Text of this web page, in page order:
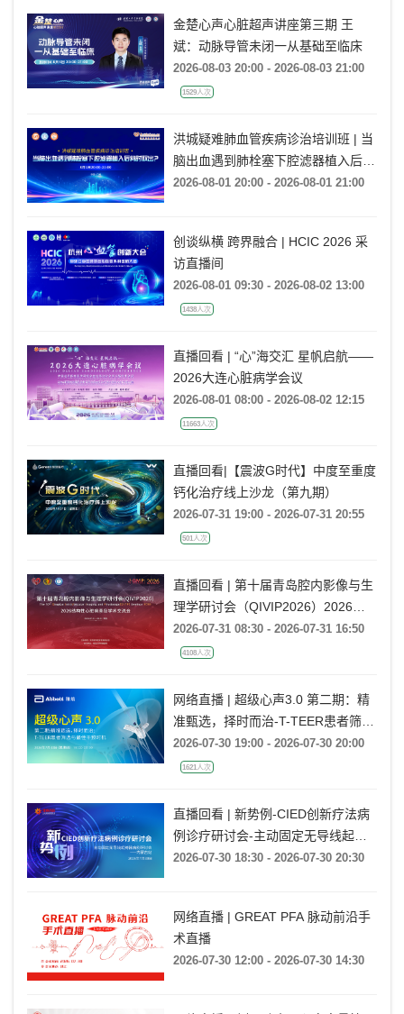
金楚心声心脏超声讲座第三期 王
斌：动脉导管未闭一从基础至临床
2026-08-03 20:00 - 2026-08-03 21:00
1529人次
洪城疑难肺血管疾病诊治培训班 | 当
脑出血遇到肺栓塞下腔滤器植入后何
时取出?
2026-08-01 20:00 - 2026-08-01 21:00
创谈纵横 跨界融合 | HCIC 2026 采
访直播间
2026-08-01 09:30 - 2026-08-02 13:00
1438人次
直播回看 | “心”海交汇 星帆启航——
2026大连心脏病学会议
2026-08-01 08:00 - 2026-08-02 12:15
11663人次
直播回看|【震波G时代】中度至重度
钙化治疗线上沙龙（第九期）
2026-07-31 19:00 - 2026-07-31 20:55
501人次
直播回看 | 第十届青岛腔内影像与生
理学研讨会（QIVIP2026）2026结
构性心脏病青岛学术交流会
2026-07-31 08:30 - 2026-07-31 16:50
4108人次
网络直播 | 超级心声3.0 第二期：精
准甄选，择时而治-T-TEER患者筛选
与最佳干预时机
2026-07-30 19:00 - 2026-07-30 20:00
1621人次
直播回看 | 新势例-CIED创新疗法病
例诊疗研讨会-主动固定无导线起搏
器病例研讨会——内蒙古站
2026-07-30 18:30 - 2026-07-30 20:30
网络直播 | GREAT PFA 脉动前沿手
术直播
2026-07-30 12:00 - 2026-07-30 14:30